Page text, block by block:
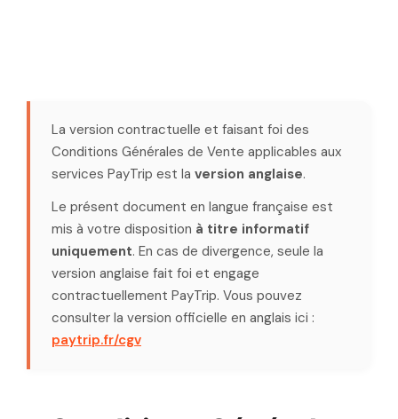
La version contractuelle et faisant foi des
Conditions Générales de Vente applicables aux
services PayTrip est la version anglaise.
Le présent document en langue française est
mis à votre disposition à titre informatif
uniquement. En cas de divergence, seule la
version anglaise fait foi et engage
contractuellement PayTrip. Vous pouvez
consulter la version officielle en anglais ici :
paytrip.fr/cgv